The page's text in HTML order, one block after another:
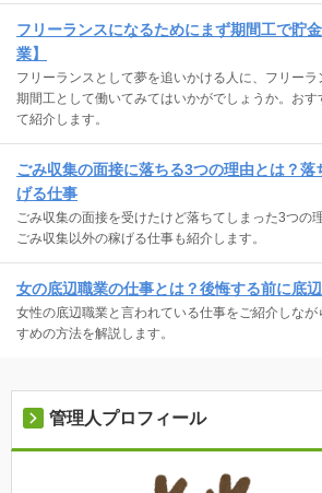
フリーランスになるためにまず期間工で貯
業】
フリーランスとして夢を追いかける人に、フリー
期間工として働いてみてはいかがでしょうか。お
て紹介します。
ごみ収集の面接に落ちる3つの理由とは？落
げる仕事
ごみ収集の面接を受けたけど落ちてしまった3つの
ごみ収集以外の稼げる仕事も紹介します。
女の底辺職業の仕事とは？後悔する前に底
女性の底辺職業と言われている仕事をご紹介しな
すめの方法を解説します。
管理人プロフィール